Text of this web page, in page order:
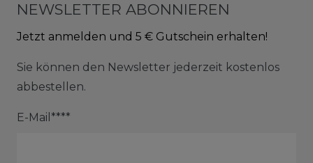
NEWSLETTER ABONNIEREN
Jetzt anmelden und 5 € Gutschein erhalten!
Sie können den Newsletter jederzeit kostenlos
abbestellen.
E-Mail****